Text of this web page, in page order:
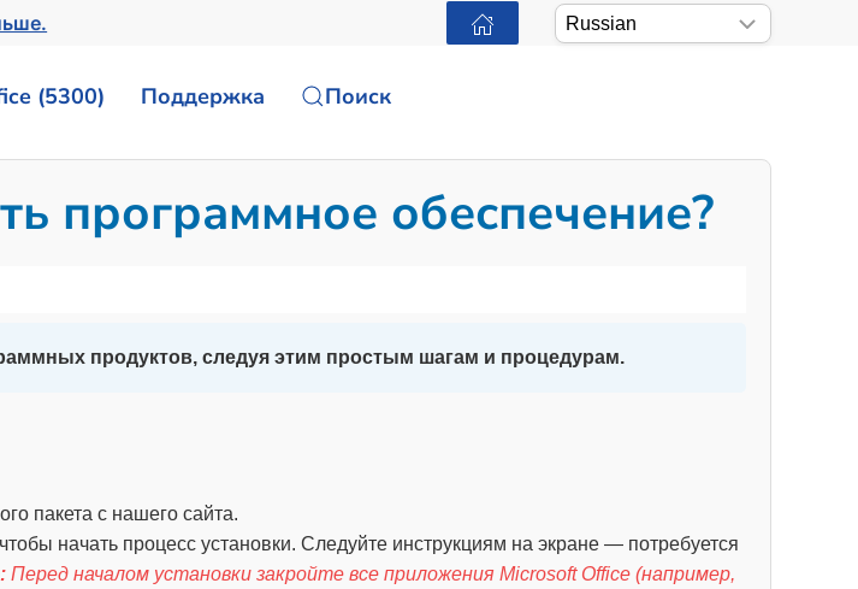
(5300) Поддержка Поиск
программное обеспечение?
продуктов, следуя этим простым шагам и процедурам.
пакета с нашего сайта.
начать процесс установки. Следуйте инструкциям на экране — потребуется
Перед началом установки закройте все приложения Microsoft Office (например,